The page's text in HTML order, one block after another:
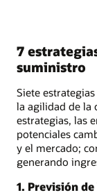
7
suministro
Siete
la agilidad de la
estrategias, las
potenciales
y el mercado;
generando
1. Previsión